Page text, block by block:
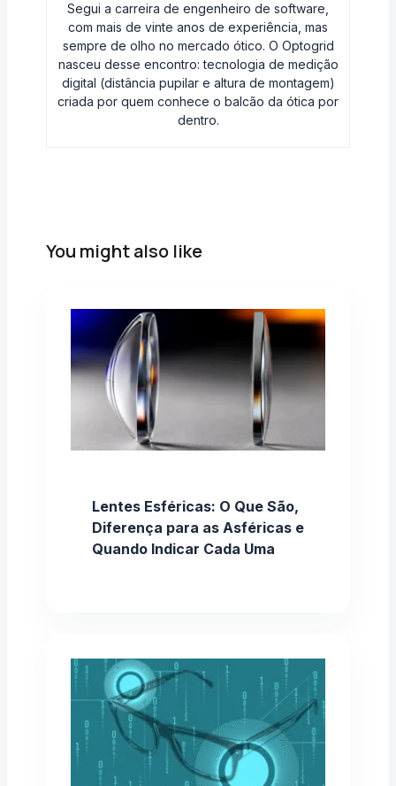
Segui a carreira de engenheiro de software,
com mais de vinte anos de experiência, mas
sempre de olho no mercado ótico. O Optogrid
nasceu desse encontro: tecnologia de medição
digital (distância pupilar e altura de montagem)
criada por quem conhece o balcão da ótica por
dentro.
You might also like
Lentes Esféricas: O Que São,
Diferença para as Asféricas e
Quando Indicar Cada Uma